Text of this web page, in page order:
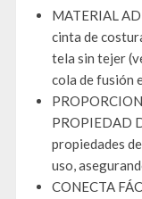
MATERIAL
cinta de
tela sin tejer
cola de fusión
PROPIEDAD
propiedades
uso,
CONECTA